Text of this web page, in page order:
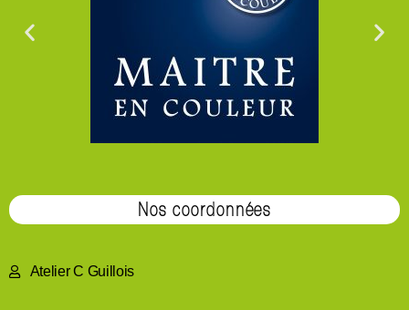
Nos coordonnées
Atelier C Guillois